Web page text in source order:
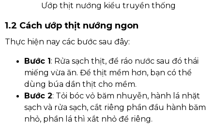
Ướp thịt nướng kiểu truyền thống
1.2 Cách ướp thịt nướng ngon
Thực hiện nay các bước sau đây:
Bước 1: Rửa sạch thịt, để ráo nước sau đó thái
miếng vừa ăn. Để thịt mềm hơn, bạn có thể
dùng búa dần thịt cho mềm.
Bước 2: Tỏi bóc vỏ băm nhuyễn, hành lá nhặt
sạch và rửa sạch, cắt riêng phần đầu hành băm
nhỏ, phần lá thì xắt nhỏ để riêng.